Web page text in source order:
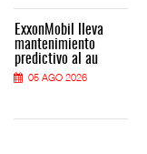
ExxonMobil lleva
mantenimiento
predictivo al au
05 AGO 2026